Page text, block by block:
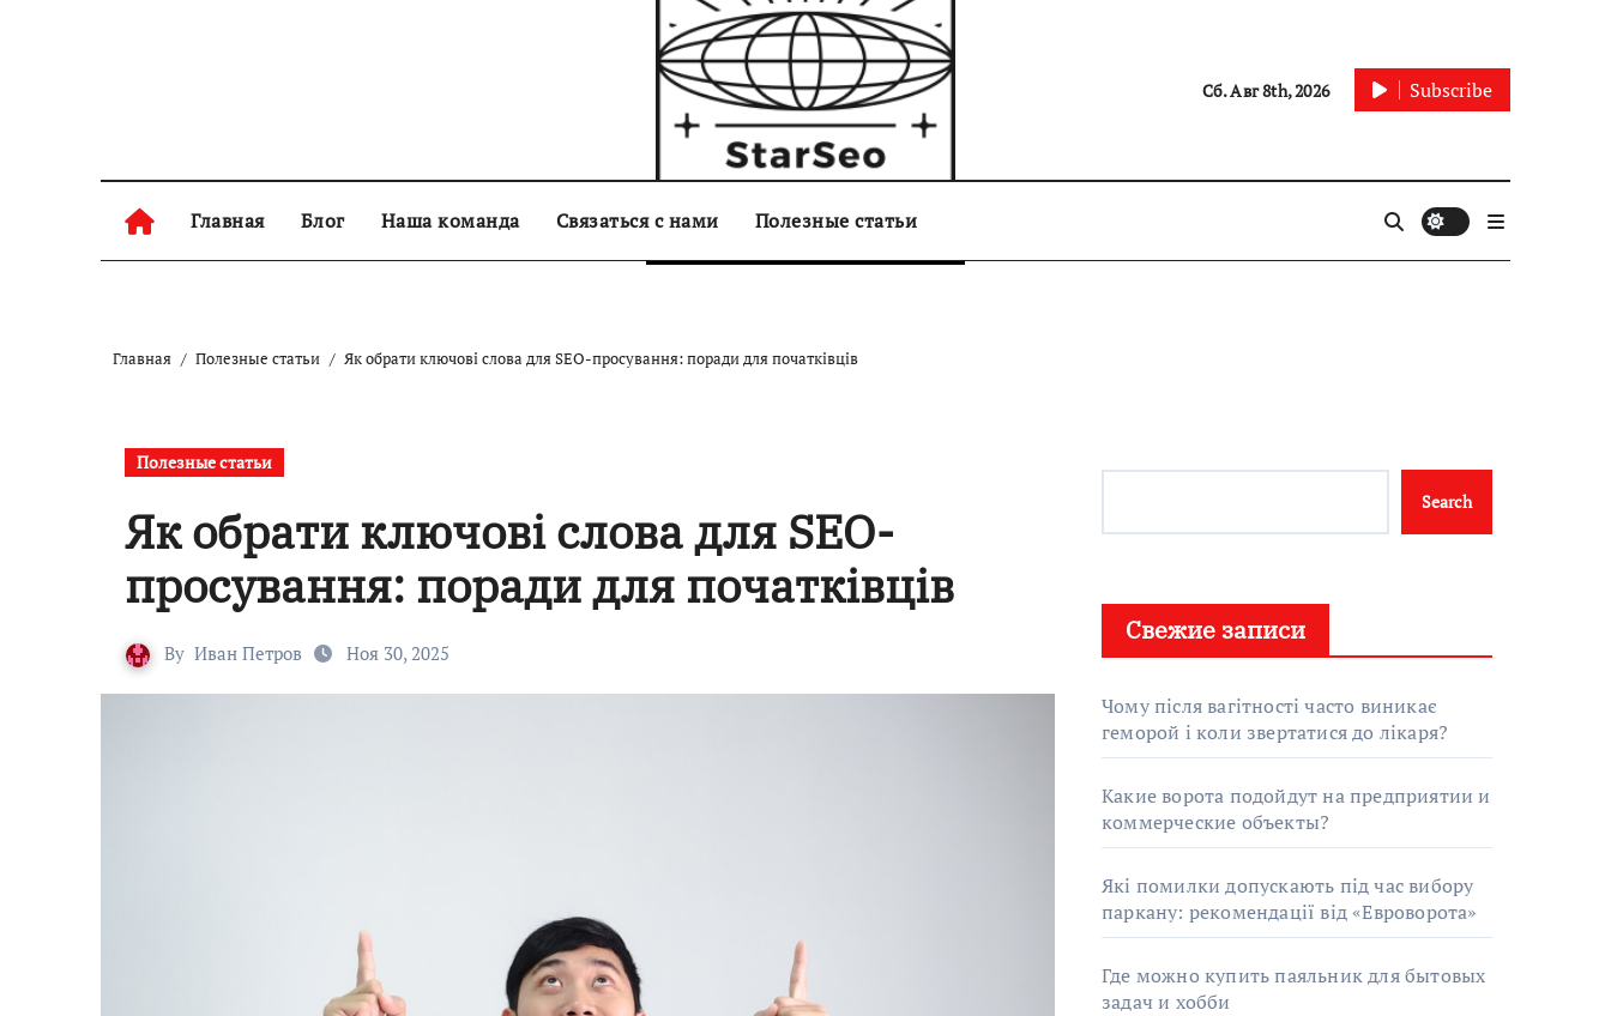
starseo.com.ua
Сб. Авг 8th, 2026 Subscribe
Главная Блог Наша команда Связаться с нами Полезные статьи
Главная Полезные статьи Як обрати ключові слова для SEO-просування: поради для початківців
Полезные статьи
Як обрати ключові слова для SEO-
просування: поради для початківців
By Иван Петров Ноя 30, 2025
Search
Свежие записи
Чому після вагітності часто виникає
геморой і коли звертатися до лікаря?
Какие ворота подойдут на предприятии и
коммерческие объекты?
Які помилки допускають під час вибору
паркану: рекомендації від «Евроворота»
Где можно купить паяльник для бытовых
задач и хобби